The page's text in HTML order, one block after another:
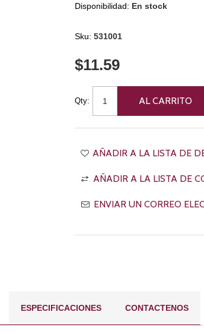
Disponibilidad: En stock
Sku: 531001
$11.59
Qty:
ESPECIFICACIONES CONTACTENOS